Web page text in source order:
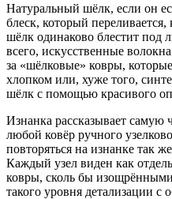
Натуральный шёлк, если он
блеск, который
шёлк одинаково блестит под
всего, искусственные
за «шёлковые» ковры,
хлопком или, хуже того,
шёлк с помощью красивого
Изнанка рассказывает
любой ковёр ручного
повторяться на изнанке так
Каждый узел виден как
ковры, сколь бы
такого уровня детализации с